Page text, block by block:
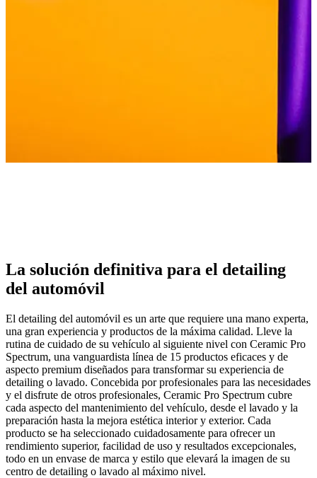
La solución definitiva para el detailing
del automóvil
El detailing del automóvil es un arte que requiere una mano experta,
una gran experiencia y productos de la máxima calidad. Lleve la
rutina de cuidado de su vehículo al siguiente nivel con Ceramic Pro
Spectrum, una vanguardista línea de 15 productos eficaces y de
aspecto premium diseñados para transformar su experiencia de
detailing o lavado. Concebida por profesionales para las necesidades
y el disfrute de otros profesionales, Ceramic Pro Spectrum cubre
cada aspecto del mantenimiento del vehículo, desde el lavado y la
preparación hasta la mejora estética interior y exterior. Cada
producto se ha seleccionado cuidadosamente para ofrecer un
rendimiento superior, facilidad de uso y resultados excepcionales,
todo en un envase de marca y estilo que elevará la imagen de su
centro de detailing o lavado al máximo nivel.